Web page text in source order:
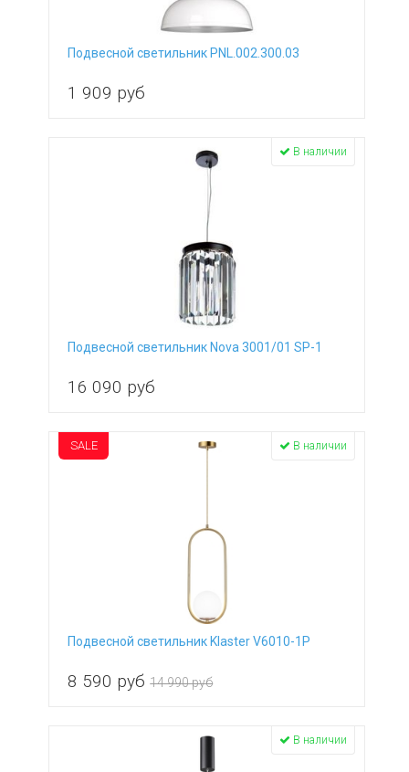
Подвесной светильник PNL.002.300.03
1 909 руб
Подвесной светильник Nova 3001/01 SP-1
16 090 руб
В наличии
Подвесной светильник Klaster V6010-1P
8 590 руб 14 990 руб
SALE В наличии
В наличии